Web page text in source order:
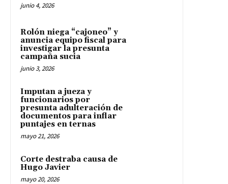
junio 4, 2026
Rolón niega “cajoneo” y
anuncia equipo fiscal para
investigar la presunta
campaña sucia
junio 3, 2026
Imputan a jueza y
funcionarios por
presunta adulteración de
documentos para inflar
puntajes en ternas
mayo 21, 2026
Corte destraba causa de
Hugo Javier
mayo 20, 2026